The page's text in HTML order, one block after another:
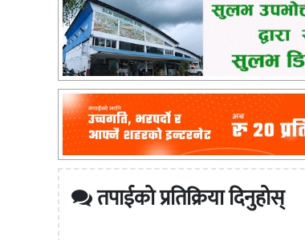
तपाईको प्रतिक्रिया दिनुहोस्